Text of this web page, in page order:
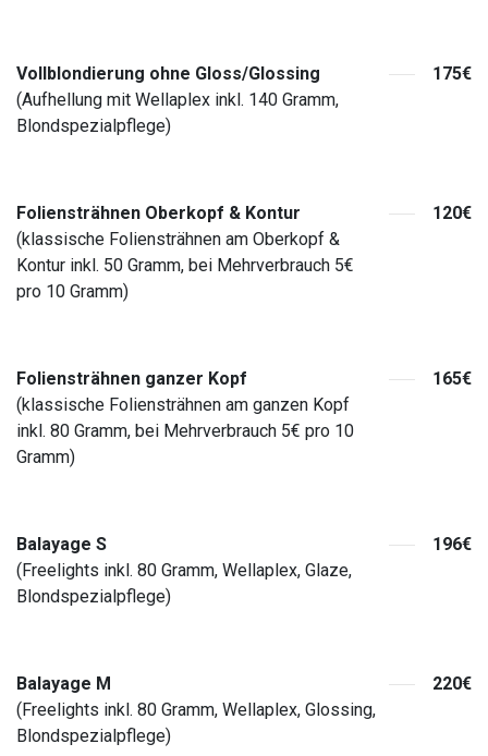
Vollblondierung ohne Gloss/Glossing
(Aufhellung mit Wellaplex inkl. 140 Gramm,
Blondspezialpflege)
175€
Foliensträhnen Oberkopf & Kontur
(klassische Foliensträhnen am Oberkopf &
Kontur inkl. 50 Gramm, bei Mehrverbrauch 5€
pro 10 Gramm)
120€
Foliensträhnen ganzer Kopf
(klassische Foliensträhnen am ganzen Kopf
inkl. 80 Gramm, bei Mehrverbrauch 5€ pro 10
Gramm)
165€
Balayage S
(Freelights inkl. 80 Gramm, Wellaplex, Glaze,
Blondspezialpflege)
196€
Balayage M
(Freelights inkl. 80 Gramm, Wellaplex, Glossing,
Blondspezialpflege)
220€